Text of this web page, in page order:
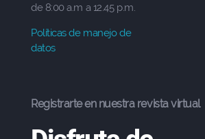
de 8:00 a.m a 12.45 p.m.
Políticas de manejo de
datos
Registrarte en nuestra revista virtual